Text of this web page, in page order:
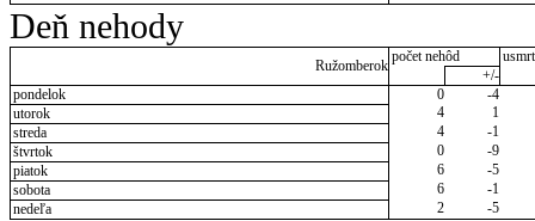
Deň nehody
Ružomberok
počet nehôd
+/-
pondelok
0
-4
utorok
4
1
streda
4
-1
štvrtok
0
-9
piatok
6
-5
sobota
6
-1
nedeľa
2 -5